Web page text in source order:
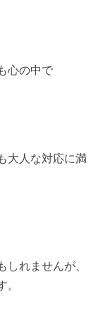
心の中で
大人な対応に満
しれませんが、
。